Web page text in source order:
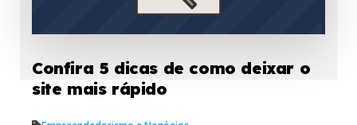
Confira 5 dicas de como deixar o
site mais rápido